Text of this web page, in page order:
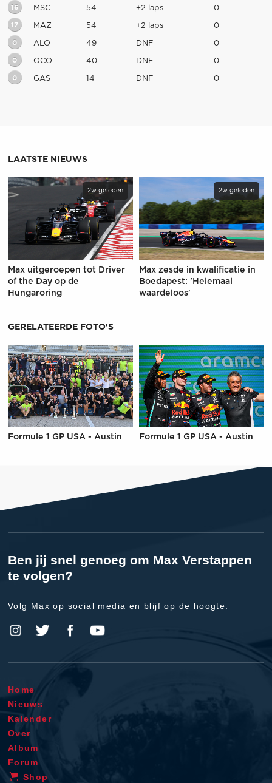
16 MSC 54 +2 laps 0
17 MAZ 54 +2 laps 0
0 ALO 49 DNF 0
0 OCO 40 DNF 0
0 GAS 14 DNF 0
LAATSTE NIEUWS
2w geleden
Max uitgeroepen tot Driver
of the Day op de
Hungaroring
2w geleden
Max zesde in kwalificatie in
Boedapest: 'Helemaal
waardeloos'
GERELATEERDE FOTO'S
Formule 1 GP USA - Austin Formule 1 GP USA - Austin
Ben jij snel genoeg om Max Verstappen
te volgen?
Volg Max op social media en blijf op de hoogte.
Home
Nieuws
Kalender
Over
Album
Forum
Shop